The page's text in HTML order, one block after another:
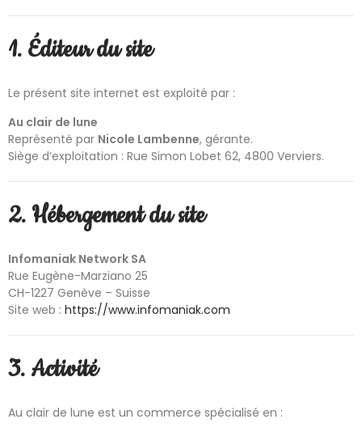
1. Éditeur du site
Le présent site internet est exploité par :
Au clair de lune
Représenté par Nicole Lambenne, gérante.
Siège d’exploitation : Rue Simon Lobet 62, 4800 Verviers.
2. Hébergement du site
Infomaniak Network SA
Rue Eugène-Marziano 25
CH-1227 Genève – Suisse
Site web : https://www.infomaniak.com
3. Activité
Au clair de lune est un commerce spécialisé en :